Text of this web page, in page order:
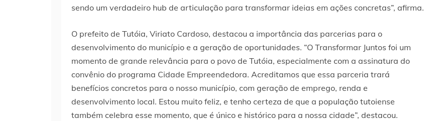
sendo um verdadeiro hub de articulação para transformar ideias em ações concretas”, afirma.
O prefeito de Tutóia, Viriato Cardoso, destacou a importância das parcerias para o
desenvolvimento do município e a geração de oportunidades. “O Transformar Juntos foi um
momento de grande relevância para o povo de Tutóia, especialmente com a assinatura do
convênio do programa Cidade Empreendedora. Acreditamos que essa parceria trará
benefícios concretos para o nosso município, com geração de emprego, renda e
desenvolvimento local. Estou muito feliz, e tenho certeza de que a população tutoiense
também celebra esse momento, que é único e histórico para a nossa cidade”, destacou.